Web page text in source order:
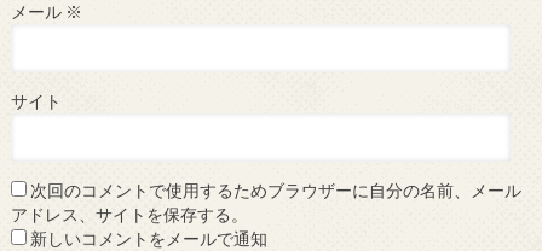
メール ※
サイト
次回のコメントで使用するためブラウザーに自分の名前、メール
アドレス、サイトを保存する。
新しいコメントをメールで通知